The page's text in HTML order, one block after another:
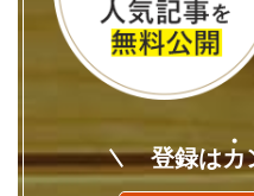
登録はカ